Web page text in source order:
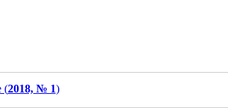
(2018, № 1)